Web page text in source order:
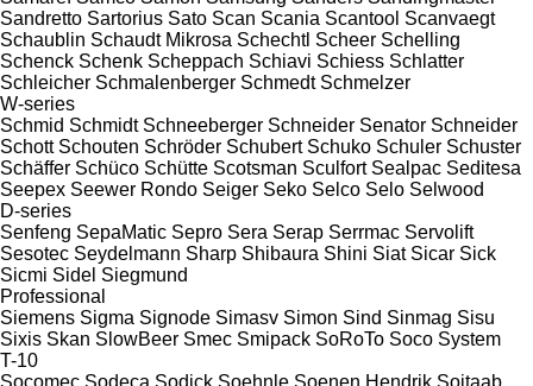
Sandretto Sartorius Sato Scan Scania Scantool Scanvaegt
Schaublin Schaudt Mikrosa Schechtl Scheer Schelling
Schenck Schenk Scheppach Schiavi Schiess Schlatter
Schleicher Schmalenberger Schmedt Schmelzer
W-series
Schmid Schmidt Schneeberger Schneider Senator Schneider
Schott Schouten Schröder Schubert Schuko Schuler Schuster
Schäffer Schüco Schütte Scotsman Sculfort Sealpac Seditesa
Seepex Seewer Rondo Seiger Seko Selco Selo Selwood
D-series
Senfeng SepaMatic Sepro Sera Serap Serrmac Servolift
Sesotec Seydelmann Sharp Shibaura Shini Siat Sicar Sick
Sicmi Sidel Siegmund
Professional
Siemens Sigma Signode Simasv Simon Sind Sinmag Sisu
Sixis Skan SlowBeer Smec Smipack SoRoTo Soco System
T-10
Socomec Sodeca Sodick Soehnle Soenen Hendrik Soitaab